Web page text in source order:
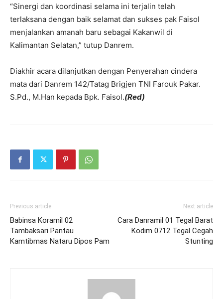
“Sinergi dan koordinasi selama ini terjalin telah
terlaksana dengan baik selamat dan sukses pak Faisol
menjalankan amanah baru sebagai Kakanwil di
Kalimantan Selatan,” tutup Danrem.
Diakhir acara dilanjutkan dengan Penyerahan cindera
mata dari Danrem 142/Tatag Brigjen TNI Farouk Pakar.
S.Pd., M.Han kepada Bpk. Faisol.(Red)
Previous article
Babinsa Koramil 02
Tambaksari Pantau
Kamtibmas Nataru Dipos Pam
Next article
Cara Danramil 01 Tegal Barat
Kodim 0712 Tegal Cegah
Stunting